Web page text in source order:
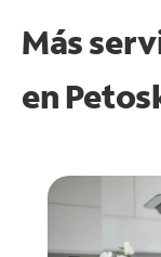
Más
en